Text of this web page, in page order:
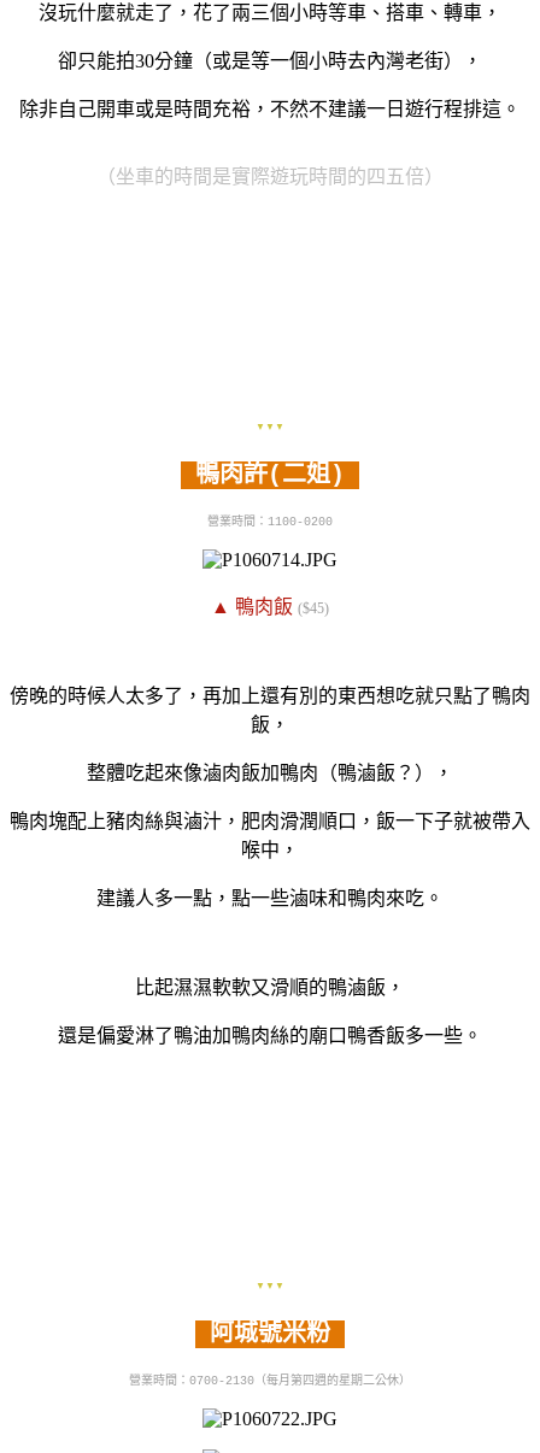
沒玩什麼就走了，花了兩三個小時等車、搭車、轉車，
卻只能拍30分鐘（或是等一個小時去內灣老街），
除非自己開車或是時間充裕，不然不建議一日遊行程排這。
（坐車的時間是實際遊玩時間的四五倍）
▼▼▼
鴨肉許(二姐)
營業時間：1100-0200
▲ 鴨肉飯 ($45)
傍晚的時候人太多了，再加上還有別的東西想吃就只點了鴨肉
飯，
整體吃起來像滷肉飯加鴨肉（鴨滷飯？），
鴨肉塊配上豬肉絲與滷汁，肥肉滑潤順口，飯一下子就被帶入
喉中，
建議人多一點，點一些滷味和鴨肉來吃。
比起濕濕軟軟又滑順的鴨滷飯，
還是偏愛淋了鴨油加鴨肉絲的廟口鴨香飯多一些。
▼▼▼
阿城號米粉
營業時間：0700-2130（每月第四週的星期二公休）